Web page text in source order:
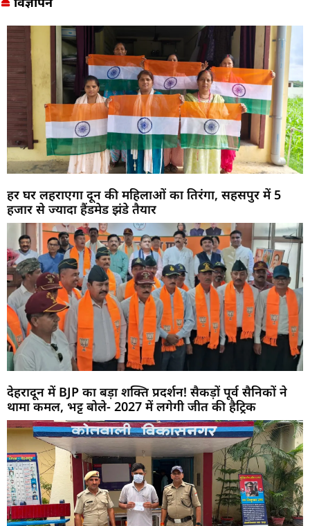
हर घर लहराएगा दून की महिलाओं का तिरंगा, सहसपुर में 5
हजार से ज्यादा हैंडमेड झंडे तैयार
देहरादून में BJP का बड़ा शक्ति प्रदर्शन! सैकड़ों पूर्व सैनिकों ने
थामा कमल, भट्ट बोले- 2027 में लगेगी जीत की हैट्रिक